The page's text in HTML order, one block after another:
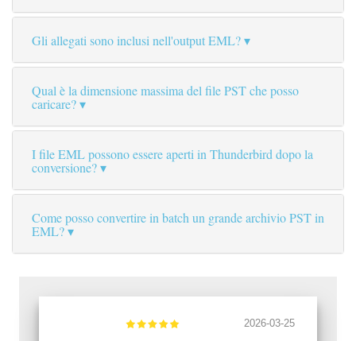
Gli allegati sono inclusi nell'output EML?
Qual è la dimensione massima del file PST che posso
caricare?
I file EML possono essere aperti in Thunderbird dopo la
conversione?
Come posso convertire in batch un grande archivio PST in
EML?
2026-03-25